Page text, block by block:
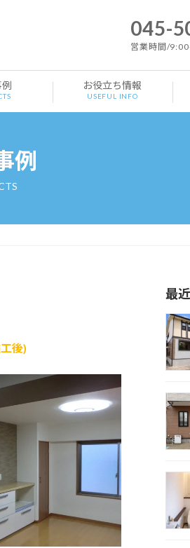
045-
営業時間/
お役立ち情報
USEFUL INFO
例
後)
最